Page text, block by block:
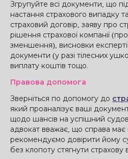
Згрупуйте всі документи, що
настання страхового випадку
страховий договір, заяву про
рішення страхової компанії
зменшення), висновки
документи (у разі тілесних
виплату коштів тощо.
Правова допомога
Зверніться по допомогу до
який проаналізує ваші
щодо шансів на успішний
адвокат вважає, що справа має
рекомендуємо довірити йому
без клопоту стягнути страхову